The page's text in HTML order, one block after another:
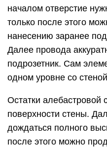
началом отверстие
только после этого
нанесению заранее
Далее провода
подрозетник. Сам
одном уровне со
Остатки алебастровой
поверхности стены.
дождаться полного
после этого можно